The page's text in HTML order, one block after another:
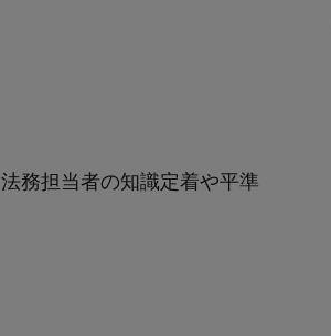
務担当者の知識定着や平準